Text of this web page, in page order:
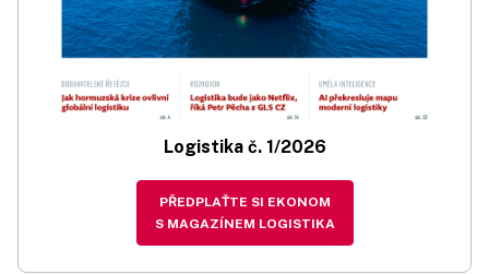
Logistika č. 1/2026
PŘEDPLAŤTE SI EKONOM
S MAGAZÍNEM LOGISTIKA